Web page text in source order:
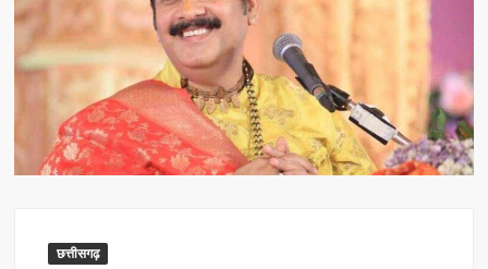
छत्तीसगढ़